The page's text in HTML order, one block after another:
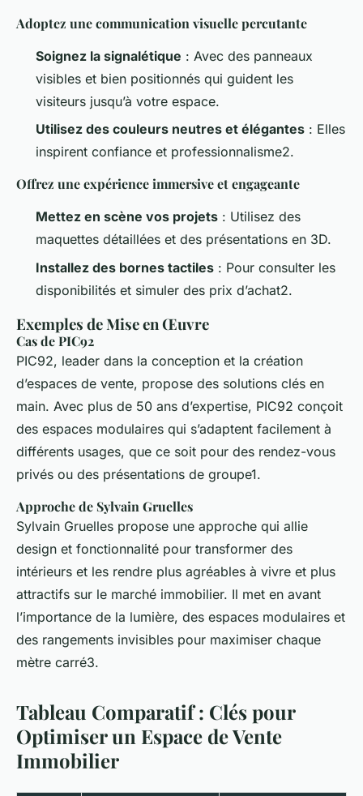
Adoptez une communication visuelle percutante
Soignez la signalétique : Avec des panneaux
visibles et bien positionnés qui guident les
visiteurs jusqu’à votre espace.
Utilisez des couleurs neutres et élégantes : Elles
inspirent confiance et professionnalisme2.
Offrez une expérience immersive et engageante
Mettez en scène vos projets : Utilisez des
maquettes détaillées et des présentations en 3D.
Installez des bornes tactiles : Pour consulter les
disponibilités et simuler des prix d’achat2.
Exemples de Mise en Œuvre
Cas de PIC92
PIC92, leader dans la conception et la création
d’espaces de vente, propose des solutions clés en
main. Avec plus de 50 ans d’expertise, PIC92 conçoit
des espaces modulaires qui s’adaptent facilement à
différents usages, que ce soit pour des rendez-vous
privés ou des présentations de groupe1.
Approche de Sylvain Gruelles
Sylvain Gruelles propose une approche qui allie
design et fonctionnalité pour transformer des
intérieurs et les rendre plus agréables à vivre et plus
attractifs sur le marché immobilier. Il met en avant
l’importance de la lumière, des espaces modulaires et
des rangements invisibles pour maximiser chaque
mètre carré3.
Tableau Comparatif : Clés pour
Optimiser un Espace de Vente
Immobilier